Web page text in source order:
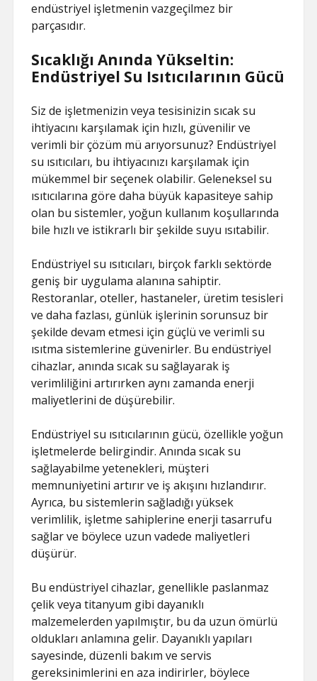
endüstriyel işletmenin vazgeçilmez bir
parçasıdır.
Sıcaklığı Anında Yükseltin:
Endüstriyel Su Isıtıcılarının Gücü
Siz de işletmenizin veya tesisinizin sıcak su
ihtiyacını karşılamak için hızlı, güvenilir ve
verimli bir çözüm mü arıyorsunuz? Endüstriyel
su ısıtıcıları, bu ihtiyacınızı karşılamak için
mükemmel bir seçenek olabilir. Geleneksel su
ısıtıcılarına göre daha büyük kapasiteye sahip
olan bu sistemler, yoğun kullanım koşullarında
bile hızlı ve istikrarlı bir şekilde suyu ısıtabilir.
Endüstriyel su ısıtıcıları, birçok farklı sektörde
geniş bir uygulama alanına sahiptir.
Restoranlar, oteller, hastaneler, üretim tesisleri
ve daha fazlası, günlük işlerinin sorunsuz bir
şekilde devam etmesi için güçlü ve verimli su
ısıtma sistemlerine güvenirler. Bu endüstriyel
cihazlar, anında sıcak su sağlayarak iş
verimliliğini artırırken aynı zamanda enerji
maliyetlerini de düşürebilir.
Endüstriyel su ısıtıcılarının gücü, özellikle yoğun
işletmelerde belirgindir. Anında sıcak su
sağlayabilme yetenekleri, müşteri
memnuniyetini artırır ve iş akışını hızlandırır.
Ayrıca, bu sistemlerin sağladığı yüksek
verimlilik, işletme sahiplerine enerji tasarrufu
sağlar ve böylece uzun vadede maliyetleri
düşürür.
Bu endüstriyel cihazlar, genellikle paslanmaz
çelik veya titanyum gibi dayanıklı
malzemelerden yapılmıştır, bu da uzun ömürlü
oldukları anlamına gelir. Dayanıklı yapıları
sayesinde, düzenli bakım ve servis
gereksinimlerini en aza indirirler, böylece